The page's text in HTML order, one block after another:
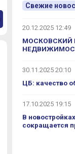
Свежие
20.12.2025 12:49
МОСКОВСКИЙ
30.11.2025 20:10
ЦБ: качество
17.10.2025 19:15
В
сокращается